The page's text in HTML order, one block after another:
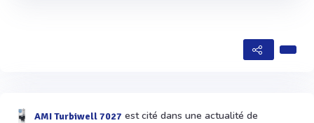
AMI Turbiwell 7027 est cité dans une actualité de